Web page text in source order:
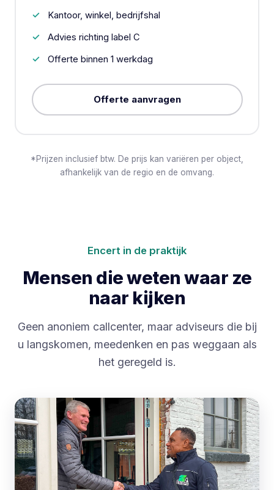
Kantoor, winkel, bedrijfshal
Advies richting label C
Offerte binnen 1 werkdag
Offerte aanvragen
*Prijzen inclusief btw. De prijs kan variëren per object,
afhankelijk van de regio en de omvang.
Encert in de praktijk
Mensen die weten waar ze
naar kijken
Geen anoniem callcenter, maar adviseurs die bij
u langskomen, meedenken en pas weggaan als
het geregeld is.